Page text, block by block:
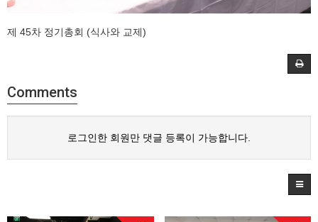
제 45차 정기총회 (식사와 교제)
Comments
로그인한 회원만 댓글 등록이 가능합니다.